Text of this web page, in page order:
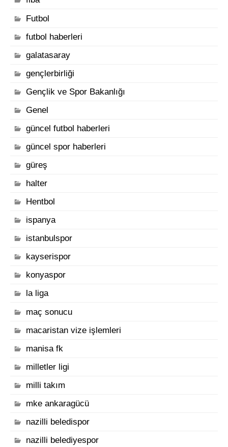
Futbol
futbol haberleri
galatasaray
gençlerbirliği
Gençlik ve Spor Bakanlığı
Genel
güncel futbol haberleri
güncel spor haberleri
güreş
halter
Hentbol
ispanya
istanbulspor
kayserispor
konyaspor
la liga
maç sonucu
macaristan vize işlemleri
manisa fk
milletler ligi
milli takım
mke ankaragücü
nazilli beledispor
nazilli belediyespor